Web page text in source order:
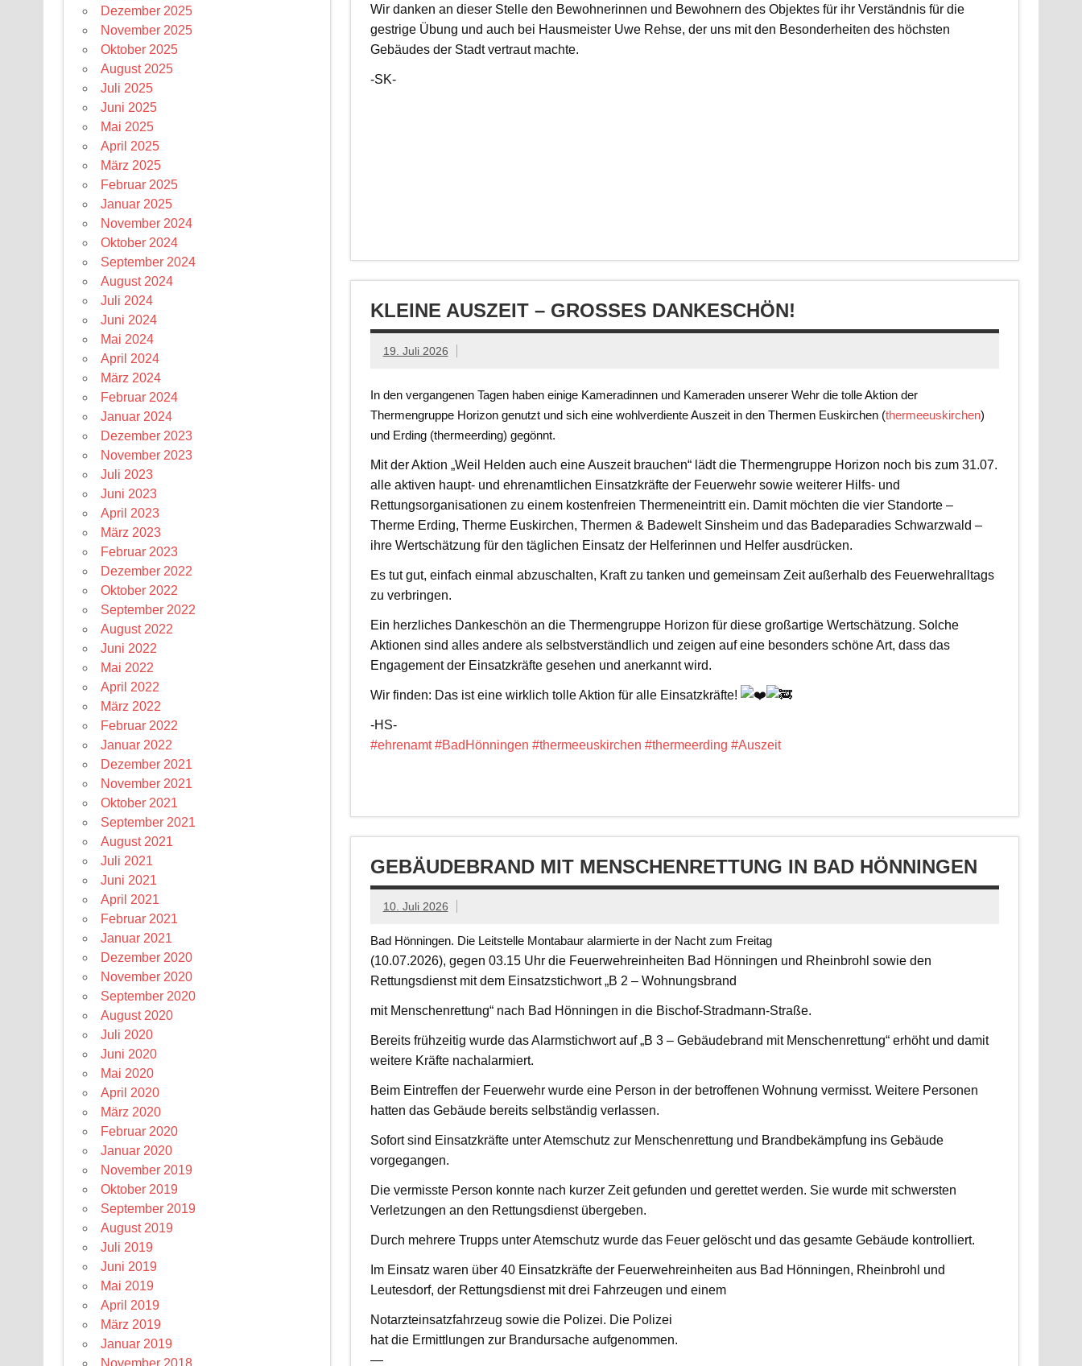
Wir danken an dieser Stelle den Bewohnerinnen und Bewohnern des Objektes für ihr Verständnis für die
gestrige Übung und auch bei Hausmeister Uwe Rehse, der uns mit den Besonderheiten des höchsten
Gebäudes der Stadt vertraut machte.
-SK-
KLEINE AUSZEIT – GROSSES DANKESCHÖN!
19. Juli 2026
In den vergangenen Tagen haben einige Kameradinnen und Kameraden unserer Wehr die tolle Aktion der
Thermengruppe Horizon genutzt und sich eine wohlverdiente Auszeit in den Thermen Euskirchen (thermeeuskirchen)
und Erding (thermeerding) gegönnt.
Mit der Aktion „Weil Helden auch eine Auszeit brauchen“ lädt die Thermengruppe Horizon noch bis zum 31.07.
alle aktiven haupt- und ehrenamtlichen Einsatzkräfte der Feuerwehr sowie weiterer Hilfs- und
Rettungsorganisationen zu einem kostenfreien Thermeneintritt ein. Damit möchten die vier Standorte –
Therme Erding, Therme Euskirchen, Thermen & Badewelt Sinsheim und das Badeparadies Schwarzwald –
ihre Wertschätzung für den täglichen Einsatz der Helferinnen und Helfer ausdrücken.
Es tut gut, einfach einmal abzuschalten, Kraft zu tanken und gemeinsam Zeit außerhalb des Feuerwehralltags
zu verbringen.
Ein herzliches Dankeschön an die Thermengruppe Horizon für diese großartige Wertschätzung. Solche
Aktionen sind alles andere als selbstverständlich und zeigen auf eine besonders schöne Art, dass das
Engagement der Einsatzkräfte gesehen und anerkannt wird.
Wir finden: Das ist eine wirklich tolle Aktion für alle Einsatzkräfte!
-HS-
#ehrenamt #BadHönningen #thermeeuskirchen #thermeerding #Auszeit
GEBÄUDEBRAND MIT MENSCHENRETTUNG IN BAD HÖNNINGEN
10. Juli 2026
Bad Hönningen. Die Leitstelle Montabaur alarmierte in der Nacht zum Freitag
(10.07.2026), gegen 03.15 Uhr die Feuerwehreinheiten Bad Hönningen und Rheinbrohl sowie den
Rettungsdienst mit dem Einsatzstichwort „B 2 – Wohnungsbrand
mit Menschenrettung“ nach Bad Hönningen in die Bischof-Stradmann-Straße.
Bereits frühzeitig wurde das Alarmstichwort auf „B 3 – Gebäudebrand mit Menschenrettung“ erhöht und damit
weitere Kräfte nachalarmiert.
Beim Eintreffen der Feuerwehr wurde eine Person in der betroffenen Wohnung vermisst. Weitere Personen
hatten das Gebäude bereits selbständig verlassen.
Sofort sind Einsatzkräfte unter Atemschutz zur Menschenrettung und Brandbekämpfung ins Gebäude
vorgegangen.
Die vermisste Person konnte nach kurzer Zeit gefunden und gerettet werden. Sie wurde mit schwersten
Verletzungen an den Rettungsdienst übergeben.
Durch mehrere Trupps unter Atemschutz wurde das Feuer gelöscht und das gesamte Gebäude kontrolliert.
Im Einsatz waren über 40 Einsatzkräfte der Feuerwehreinheiten aus Bad Hönningen, Rheinbrohl und
Leutesdorf, der Rettungsdienst mit drei Fahrzeugen und einem
Notarzteinsatzfahrzeug sowie die Polizei. Die Polizei
hat die Ermittlungen zur Brandursache aufgenommen.
—
Dezember 2025
November 2025
Oktober 2025
August 2025
Juli 2025
Juni 2025
Mai 2025
April 2025
März 2025
Februar 2025
Januar 2025
November 2024
Oktober 2024
September 2024
August 2024
Juli 2024
Juni 2024
Mai 2024
April 2024
März 2024
Februar 2024
Januar 2024
Dezember 2023
November 2023
Juli 2023
Juni 2023
April 2023
März 2023
Februar 2023
Dezember 2022
Oktober 2022
September 2022
August 2022
Juni 2022
Mai 2022
April 2022
März 2022
Februar 2022
Januar 2022
Dezember 2021
November 2021
Oktober 2021
September 2021
August 2021
Juli 2021
Juni 2021
April 2021
Februar 2021
Januar 2021
Dezember 2020
November 2020
September 2020
August 2020
Juli 2020
Juni 2020
Mai 2020
April 2020
März 2020
Februar 2020
Januar 2020
November 2019
Oktober 2019
September 2019
August 2019
Juli 2019
Juni 2019
Mai 2019
April 2019
März 2019
Januar 2019